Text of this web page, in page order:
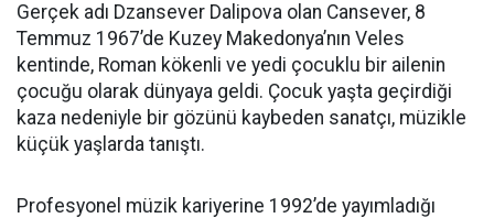
Gerçek adı Dzansever Dalipova olan Cansever, 8
Temmuz 1967’de Kuzey Makedonya’nın Veles
kentinde, Roman kökenli ve yedi çocuklu bir ailenin
çocuğu olarak dünyaya geldi. Çocuk yaşta geçirdiği
kaza nedeniyle bir gözünü kaybeden sanatçı, müzikle
küçük yaşlarda tanıştı.
Profesyonel müzik kariyerine 1992’de yayımladığı